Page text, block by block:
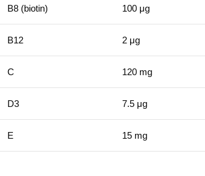
B8 (biotin) 100 μg
B12 2 μg
C 120 mg
D3 7.5 μg
E 15 mg